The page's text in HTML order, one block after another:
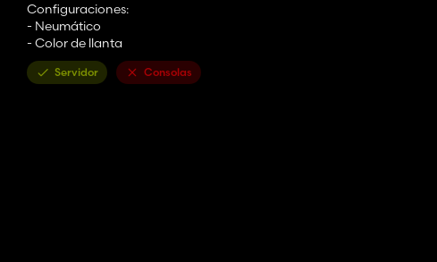
Configuraciones:
- Neumático
- Color de llanta
Servidor Consolas